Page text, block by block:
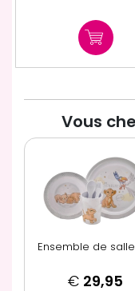
Vous
Ensemble de salle
€ 29,95